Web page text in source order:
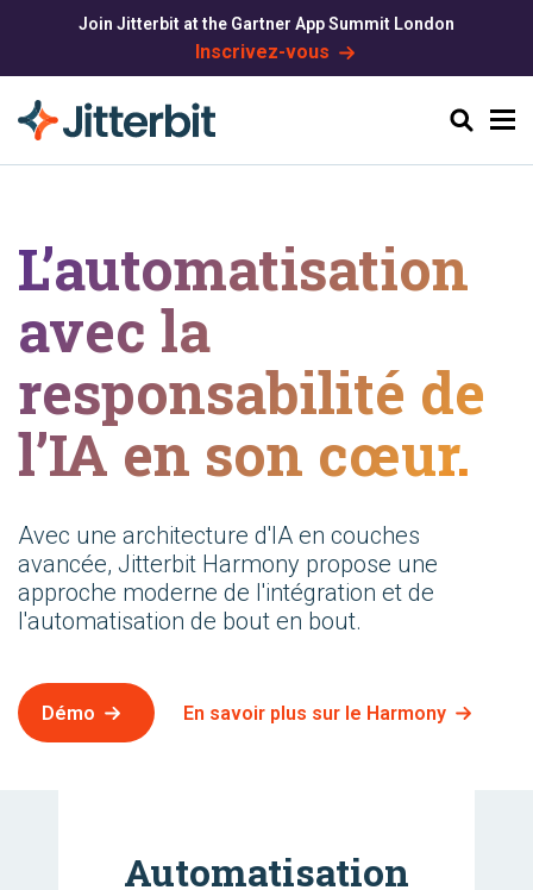
Chercher
Join Jitterbit at the Gartner App Summit London
Inscrivez-vous
L’automatisation
avec la
responsabilité de
l’IA en son cœur.
Avec une architecture d'IA en couches
avancée, Jitterbit Harmony propose une
approche moderne de l'intégration et de
l'automatisation de bout en bout.
Démo En savoir plus sur le Harmony
Automatisation